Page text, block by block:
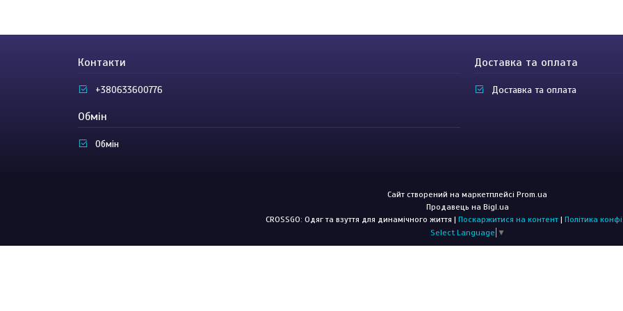
Контакти
+380633600776
Доставка та оплата
Доставка та оплата
Обмін
Обмін
Сайт створений на маркетплейсі Prom.ua
Продавець на Bigl.ua
CROSSGO: Одяг та взуття для динамічного життя | Поскаржитися на контент | Політика
Select Language ▼